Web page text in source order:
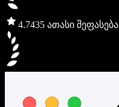
4.7435 ათასი შეფასება